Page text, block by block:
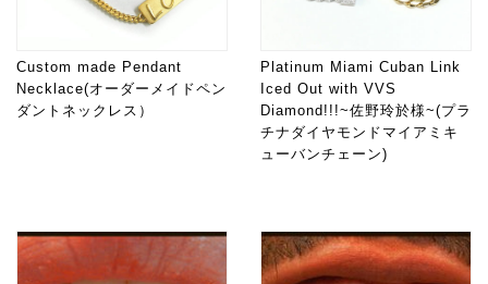
Custom made Pendant
Necklace(オーダーメイドペン
ダントネックレス）
Platinum Miami Cuban Link
Iced Out with VVS
Diamond!!!~佐野玲於様~(プラ
チナダイヤモンドマイアミキ
ューバンチェーン)